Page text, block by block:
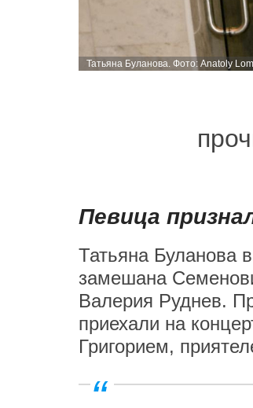
Татьяна Буланова. Фото: Anatoly
Певица
Татьяна Буланова
замешана
Валерия Руднев.
приехали на
Григорием,